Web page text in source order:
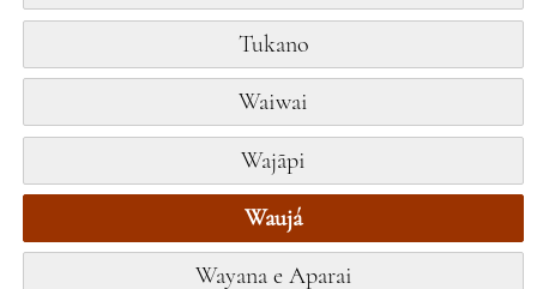
Tukano
Waiwai
Wajãpi
Waujá
Wayana e Aparai